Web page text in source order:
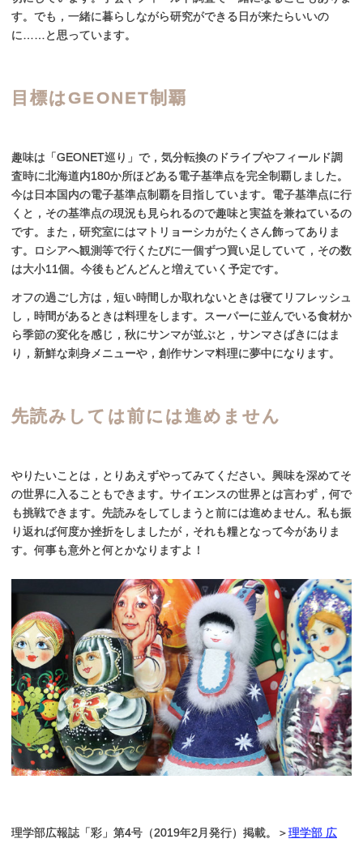
す。でも，一緒に暮らしながら研究ができる日が来たらいいの
に……と思っています。
目標はGEONET制覇
趣味は「GEONET巡り」で，気分転換のドライブやフィールド調
査時に北海道内180か所ほどある電子基準点を完全制覇しました。
今は日本国内の電子基準点制覇を目指しています。電子基準点に行
くと，その基準点の現況も見られるので趣味と実益を兼ねているの
です。また，研究室にはマトリョーシカがたくさん飾ってありま
す。ロシアへ観測等で行くたびに一個ずつ買い足していて，その数
は大小11個。今後もどんどんと増えていく予定です。
オフの過ごし方は，短い時間しか取れないときは寝てリフレッシュ
し，時間があるときは料理をします。スーパーに並んでいる食材か
ら季節の変化を感じ，秋にサンマが並ぶと，サンマさばきにはま
り，新鮮な刺身メニューや，創作サンマ料理に夢中になります。
先読みしては前には進めません
やりたいことは，とりあえずやってみてください。興味を深めてそ
の世界に入ることもできます。サイエンスの世界とは言わず，何で
も挑戦できます。先読みをしてしまうと前には進めません。私も振
り返れば何度か挫折をしましたが，それも糧となって今がありま
す。何事も意外と何とかなりますよ！
理学部広報誌「彩」第4号（2019年2月発行）掲載。＞理学部 広